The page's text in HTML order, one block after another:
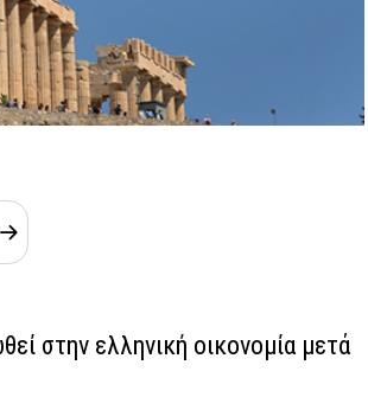
στην ελληνική οικονομία μετά